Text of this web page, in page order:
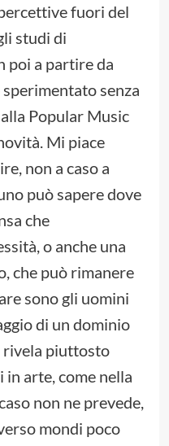
fuori del
studi di
poi a partire da
senza
Popular Music
Mi piace
non a caso a
può sapere dove
che
o anche una
che può rimanere
sono gli uomini
di un dominio
piuttosto
in arte, come nella
non ne prevede,
mondi poco